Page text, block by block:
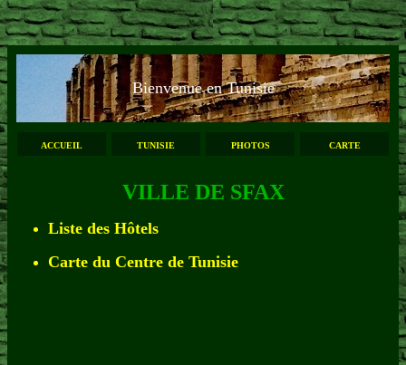
Bienvenue en Tunisie
ACCUEIL TUNISIE PHOTOS CARTE
VILLE DE SFAX
Liste des Hôtels
Carte du Centre de Tunisie